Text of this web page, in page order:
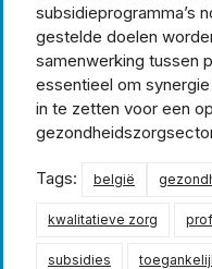
subsidieprogramma’s
gestelde doelen
samenwerking tussen
essentieel om
in te zetten voor een
Tags: belgië
kwalitatieve zorg
subsidies